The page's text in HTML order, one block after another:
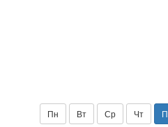
Пн Вт Ср Чт